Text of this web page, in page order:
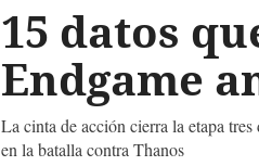
15 datos
Endgame
La cinta de acción cierra la etapa
en la batalla contra Thanos